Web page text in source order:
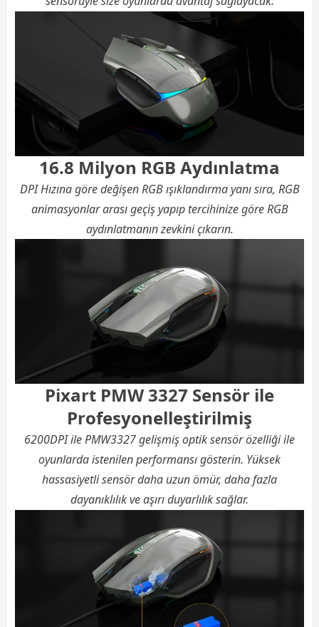
16.8 Milyon RGB Aydınlatma
DPI Hızına göre değişen RGB ışıklandırma yanı sıra, RGB
animasyonlar arası geçiş yapıp tercihinize göre RGB
aydınlatmanın zevkini çıkarın.
Pixart PMW 3327 Sensör ile
Profesyonelleştirilmiş
6200DPI ile PMW3327 gelişmiş optik sensör özelliği ile
oyunlarda istenilen performansı gösterin. Yüksek
hassasiyetli sensör daha uzun ömür, daha fazla
dayanıklılık ve aşırı duyarlılık sağlar.